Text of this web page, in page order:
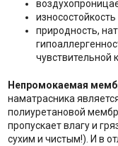
природность,
чувствительной
Непромокаемая
наматрасника
полиуретановой
пропускает влагу и
сухим и чистым!). И в